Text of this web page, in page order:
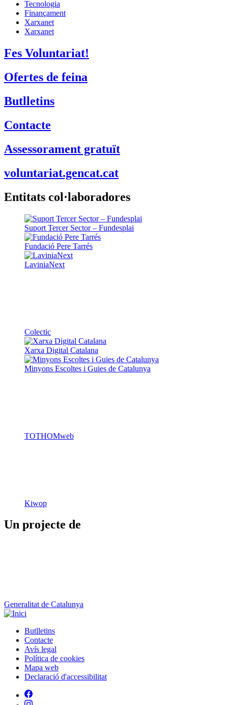
Tecnologia
Finançament
Xarxanet
Xarxanet
Fes Voluntariat!
Ofertes de feina
Butlletins
Contacte
Assessorament gratuït
voluntariat.gencat.cat
Entitats col·laboradores
Suport Tercer Sector – Fundesplai
Fundació Pere Tarrés
LaviniaNext
Colectic
Xarxa Digital Catalana
Minyons Escoltes i Guies de Catalunya
TOTHOMweb
Avís legal
Política de cookies
Mapa web
Declaració d'accessibilitat